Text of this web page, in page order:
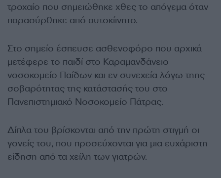
τροχαίο που σημειώθηκε χθες το απόγεμα όταν
παρασύρθηκε από αυτοκίινητο.
Στο σημείο έσπευσε ασθενοφόρο που αρχικά
μετέφερε το παιδί στο Καραμανδάνειο
νοσοκομείο Παίδων και εν συνεχεία λόγω τηης
σοβαρότητας της κατάστασής του στο
Πανεπιστημιακό Νοσοκομείο Πάτρας.
Δίπλα του βρίσκονται από την πρώτη στιγμή οι
γονείς του, που προσεύχονται για μια ευχάριστη
είδηση από τα χείλη των γιατρών.